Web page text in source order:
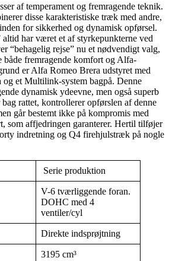
af temperament og fremragende teknik.
disse karakteristiske træk med andre,
for sikkerhed og dynamisk opførsel.
altid har været et af styrkepunkterne ved
“behagelig rejse” nu et nødvendigt valg,
både fremragende komfort og Alfa-
er Alfa Romeo Brera udstyret med
og et Multilink-system bagpå. Denne
dynamisk ydeevne, men også superb
rattet, kontrollerer opførslen af denne
går bestemt ikke på kompromis med
som affjedringen garanterer. Hertil tilføjer
indretning og Q4 firehjulstræk på nogle
Serie produktion
V-6 tværliggende foran.
DOHC med 4
ventiler/cyl
Direkte indsprøjtning
3195 cm³